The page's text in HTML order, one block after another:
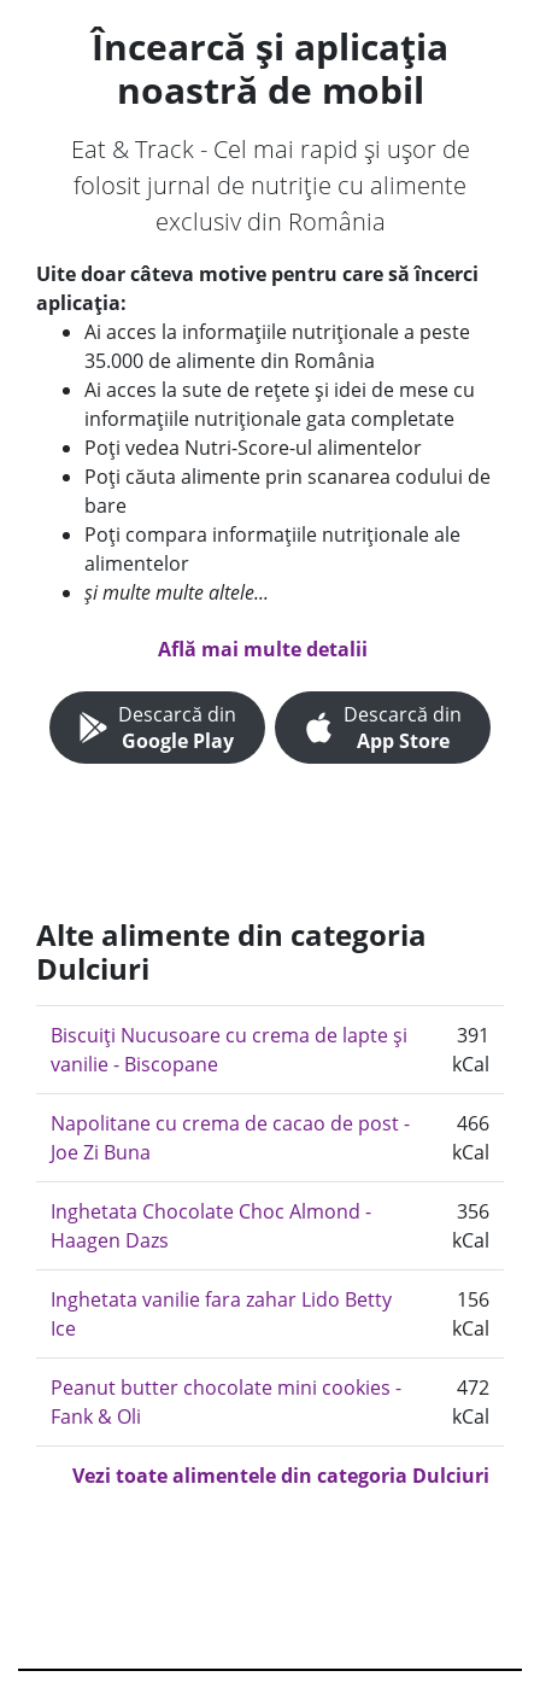
Încearcă și aplicația
noastră de mobil
Eat & Track - Cel mai rapid și ușor de
folosit jurnal de nutriție cu alimente
exclusiv din România
Uite doar câteva motive pentru care să încerci
aplicația:
Ai acces la informațiile nutriționale a peste
35.000 de alimente din România
Ai acces la sute de rețete și idei de mese cu
informațiile nutriționale gata completate
Poți vedea Nutri-Score-ul alimentelor
Poți căuta alimente prin scanarea codului de
bare
Poți compara informațiile nutriționale ale
alimentelor
și multe multe altele...
Află mai multe detalii
Descarcă din
Google Play
Descarcă din
App Store
Alte alimente din categoria
Dulciuri
Biscuiți Nucusoare cu crema de lapte și
vanilie - Biscopane
391
kCal
Napolitane cu crema de cacao de post -
Joe Zi Buna
466
kCal
Inghetata Chocolate Choc Almond -
Haagen Dazs
356
kCal
Inghetata vanilie fara zahar Lido Betty
Ice
156
kCal
Peanut butter chocolate mini cookies -
Fank & Oli
472
kCal
Vezi toate alimentele din categoria Dulciuri